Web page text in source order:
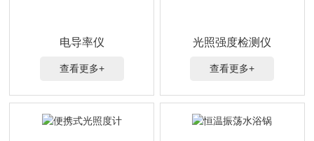
电导率仪
查看更多+
光照强度检测仪
查看更多+